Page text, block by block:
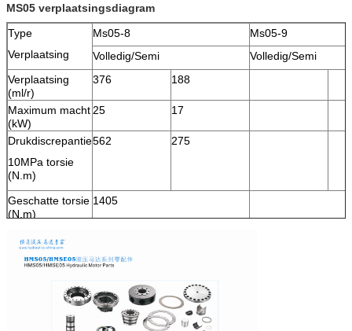
MS05 verplaatsingsdiagram
Type
Verplaatsing
Ms05-8
Ms05-9
Volledig/Semi
Volledig/Semi
Verplaatsing
(ml/r)
376 188
Maximum macht
(kW)
25 17
Drukdiscrepantie
10MPa torsie
(N.m)
562 275
Geschatte torsie
(N.m)
1405
(MPa)
Maximum druk
40
snelheid (r/min)
90
Snelheidswaaier